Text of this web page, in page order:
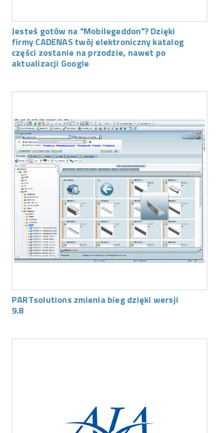
Jesteś gotów na "Mobilegeddon"? Dzięki
firmy CADENAS twój elektroniczny katalog
części zostanie na przodzie, nawet po
aktualizacji Google
PARTsolutions zmienia bieg dzięki wersji
9.8